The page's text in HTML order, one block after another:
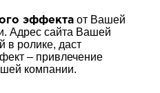
эффекта от Вашей
Адрес сайта Вашей
в ролике, даст
– привлечение
компании.